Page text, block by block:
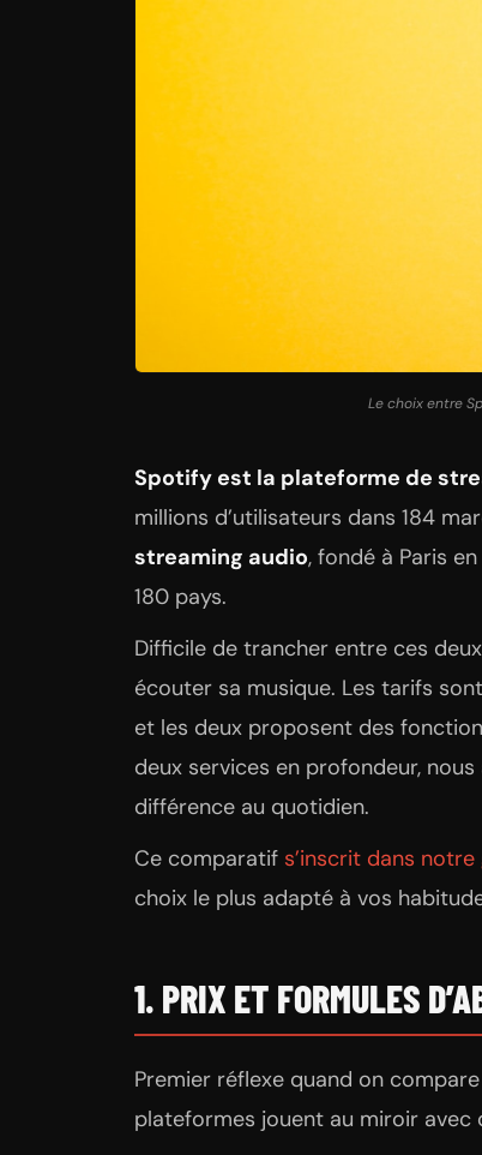
Le choix entre
Spotify est la plateforme de
millions d’utilisateurs dans 184
streaming audio, fondé à Paris
180 pays.
Difficile de trancher entre ces
écouter sa musique. Les tarifs
et les deux proposent des
deux services en profondeur,
différence au quotidien.
Ce comparatif s’inscrit dans
choix le plus adapté à vos
1. PRIX ET FORMULES
Premier réflexe quand on
plateformes jouent au miroir avec